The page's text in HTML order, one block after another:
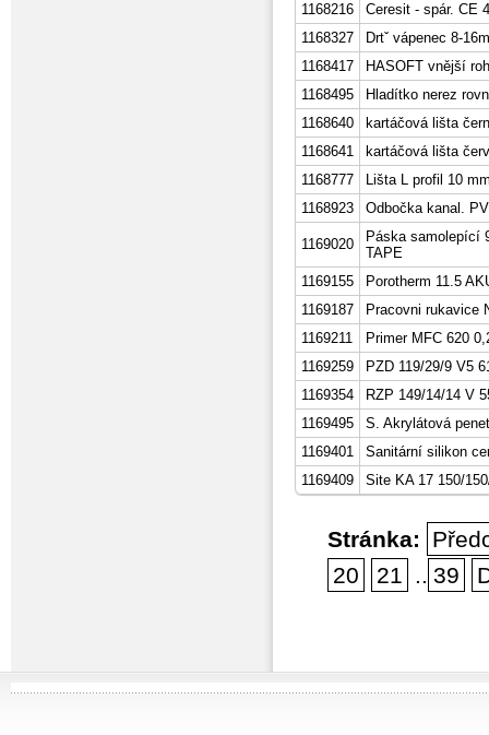
1168216
Ceresit - spár. CE
1168327
Drtˇ vápenec 8-
1168417
HASOFT vnější
1168495
Hladítko nerez
1168640
kartáčová lišta
1168641
kartáčová lišta
1168777
Lišta L profil 10
1168923
Odbočka kanal.
1169020
Páska samolepící
TAPE
1169155
Porotherm 11.5
1169187
Pracovni rukavice
1169211
Primer MFC 620
1169259
PZD 119/29/9 V5
1169354
RZP 149/14/14 V
1169495
S. Akrylátová
1169401
Sanitární silikon
1169409
Site KA 17 150/
Stránka:
20
21 .. 39